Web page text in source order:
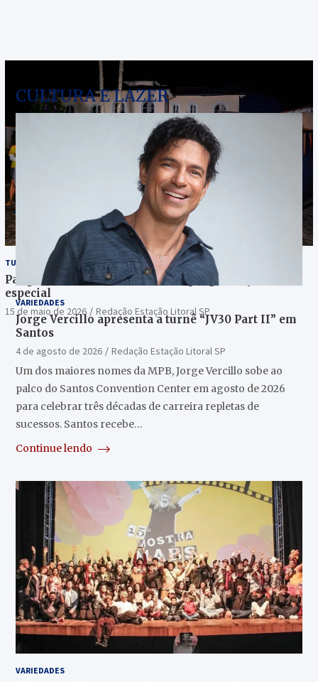
TURISMO
Parque Nacional do Itatiaia terá programação
especial
15 de maio de 2026 Redação Estação Litoral SP
CULTURA E LAZER
VARIEDADES
Jorge Vercillo apresenta a turnê “JV30 Part II” em
Santos
4 de agosto de 2026
Redação Estação Litoral SP
Um dos maiores nomes da MPB, Jorge Vercillo sobe ao
palco do Santos Convention Center em agosto de 2026
para celebrar três décadas de carreira repletas de
sucessos. Santos recebe…
Continue lendo
VARIEDADES